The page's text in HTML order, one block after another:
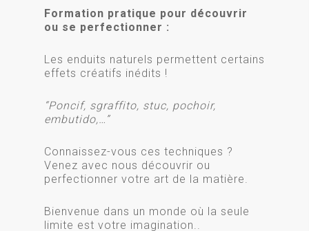
Formation pratique pour découvrir
ou se perfectionner :
Les enduits naturels permettent certains
effets créatifs inédits !
“Poncif, sgraffito, stuc, pochoir,
embutido,…”
Connaissez-vous ces techniques ?
Venez avec nous découvrir ou
perfectionner votre art de la matière.
Bienvenue dans un monde où la seule
limite est votre imagination..